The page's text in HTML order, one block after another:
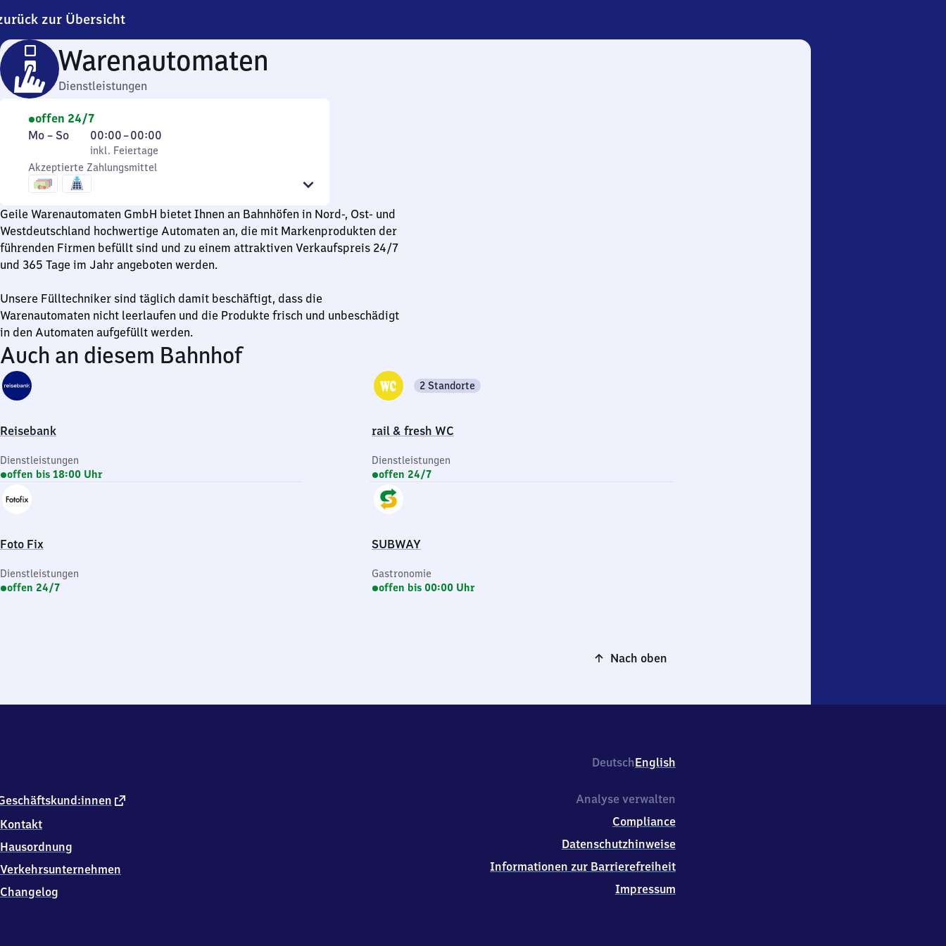
zur Übersicht
Warenautomaten
Dienstleistungen
offen 24/7
Montag
Sonntag
Mo – So,
inkl. Feiertage
00:00–00:00
Von
0
Uhr
Uhr
inkl. Feiertage
Akzeptierte Zahlungsmittel
Geile Warenautomaten GmbH bietet Ihnen an Bahnhöfen in Nord-, Ost- und
Westdeutschland hochwertige Automaten an, die mit Markenprodukten der
führenden Firmen befüllt sind und zu einem attraktiven Verkaufspreis 24/7
und 365 Tage im Jahr angeboten werden.
Unsere Fülltechniker sind täglich damit beschäftigt, dass die
Warenautomaten nicht leerlaufen und die Produkte frisch und unbeschädigt
in den Automaten aufgefüllt werden.
Auch an diesem Bahnhof
Reisebank
Dienstleistungen
offen bis 18:00 Uhr
rail & fresh WC
2 Standorte
Dienstleistungen
offen 24/7
Foto Fix
Dienstleistungen
offen 24/7
SUBWAY
Gastronomie
offen bis 00:00 Uhr
Nach oben
DeutschEnglish
externer
Kontakt
Hausordnung
Verkehrsunternehmen
Changelog
Analyse verwalten
Compliance
Datenschutzhinweise
Informationen zur Barrierefreiheit
Impressum